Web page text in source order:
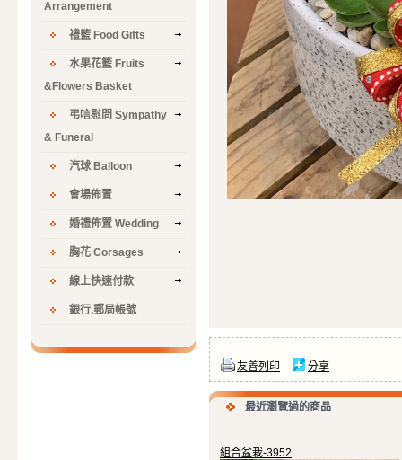
Arrangement
禮籃 Food Gifts
水果花籃 Fruits
&Flowers Basket
弔唁慰問 Sympathy
& Funeral
汽球 Balloon
會場佈置
婚禮佈置 Wedding
胸花 Corsages
線上快速付款
銀行.郵局帳號
友善列印 分享
最近瀏覽過的商品
組合盆栽-3952